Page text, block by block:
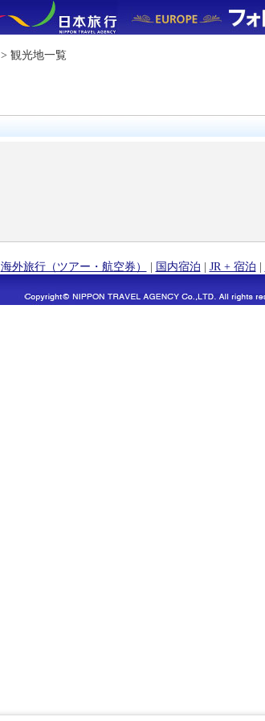
> 観光地一覧
海外旅行（ツアー・航空券） | 国内宿泊 | JR + 宿泊 |